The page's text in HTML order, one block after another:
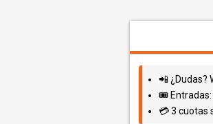
📲 ¿Dudas?
🎟️ Entradas:
💳 3 cuotas